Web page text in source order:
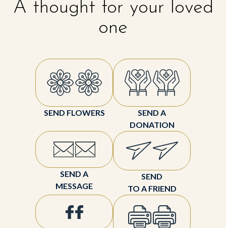
A thought for your loved
one
SEND FLOWERS
SEND A
DONATION
SEND A
MESSAGE
SEND
TO A FRIEND